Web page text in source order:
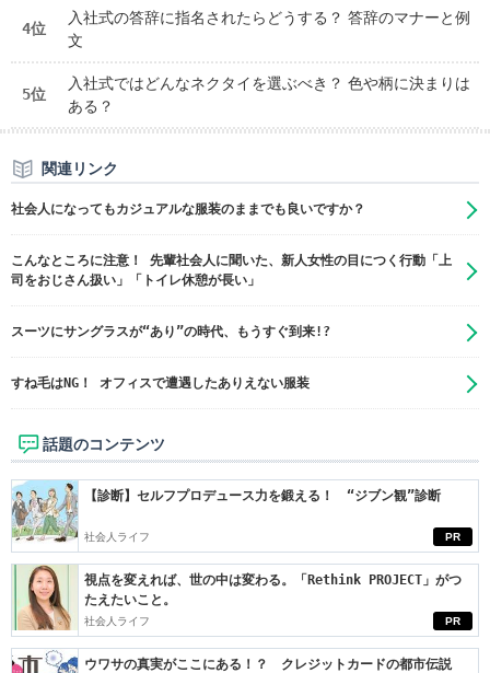
4位
入社式の答辞に指名されたらどうする？ 答辞のマナーと例
文
5位
入社式ではどんなネクタイを選ぶべき？ 色や柄に決まりは
ある？
関連リンク
社会人になってもカジュアルな服装のままでも良いですか？
こんなところに注意！ 先輩社会人に聞いた、新人女性の目につく行動「上
司をおじさん扱い」「トイレ休憩が長い」
スーツにサングラスが“あり”の時代、もうすぐ到来!?
すね毛はNG！ オフィスで遭遇したありえない服装
話題のコンテンツ
PR
【診断】セルフプロデュース力を鍛える！ “ジブン観”診断
社会人ライフ
PR
視点を変えれば、世の中は変わる。「Rethink PROJECT」がつ
たえたいこと。
社会人ライフ
ウワサの真実がここにある！？ クレジットカードの都市伝説